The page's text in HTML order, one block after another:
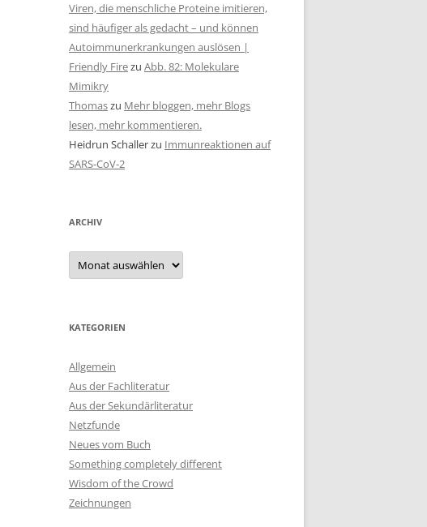
Viren, die menschliche Proteine imitieren,
sind häufiger als gedacht – und können
Autoimmunerkrankungen auslösen |
Friendly Firezu Abb. 82: Molekulare
Mimikry
Thomaszu Mehr bloggen, mehr Blogs
lesen, mehr kommentieren.
Heidrun Schallerzu Immunreaktionen auf
SARS-CoV-2
ARCHIV
Archiv
KATEGORIEN
Allgemein
Aus der Fachliteratur
Aus der Sekundärliteratur
Netzfunde
Neues vom Buch
Something completely different
Wisdom of the Crowd
Zeichnungen